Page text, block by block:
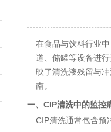
在食品与饮料行业
道、储罐等设备进
映了清洗液残留与
南。
一、CIP清洗中的监控
CIP清洗通常包含预